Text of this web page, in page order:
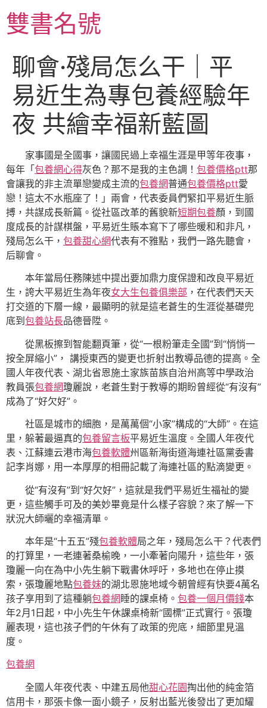
至
主雙書名號
聊會·殘局怎么干｜平
易近生為專包養經驗年
夜 共繪幸福新藍圖
家事國是全國事，讓國民過上幸福生涯是甲等年夜事，
每年「 包養網心得灰色？那不是我的主色調！ 包養價格ptt那
會讓我的非主流單戀變成主流的包養網普通包養價格ptt愛
戀！這太不水瓶座了！」兩會，代表委員們緊扣平易近生脈
搏，共謀成長新篇。從社區改革的舊貌新短期包養顏，到國
度成長的計謀棋盤，平易近生賬本寫下了哪些暖和和非凡，
殘局怎么干， 包養甜心網代表有不雅點，我們一路先聽會，
后聊會。
本年當局任務陳述中提出要加鼎力度保證和改良平易近
生，誇大平易近生為年夜女大生包養俱樂部 ，在代表們天天
打交道的下層一線，最顯明的就是這老蒼生的生涯從基礎兜
底到 包養站長品德晉陞。
從黑板擦到智能翻頁筆，從“一根粉筆走全國”到“悄悄一
按全屏縮小”， 講授東西的變更也折射出教導品德的提高。全
國人年夜代表、湖北省恩施土家族苗族自治州高等中學政治
教員張包養網瓊麗說，老蒼生對于教導的期盼曾經從“有沒有”
成為了“好欠好”。
社區是城市的細胞，是萬萬個“小家”構成的“大師”。在這
里，躲著最逼真的包養留言板平易近生溫度。全國人年夜代
表、江蘇連云港市海包養軟體州區新海街道海連社區黨委書
記李肖娜，用一本厚厚的相冊記載了海連社區的點滴變更。
從“有沒有”到“好欠好”，這就是我們平易近生福祉的變
更，這些觸手可及的美妙畢竟是什么樣子容貌？來了解一下
狀況大師曬的幸福清單。
本年是“十五五”殘包養軟體局之年，殘局怎么干？代表們
的打算里，一老連著桑榆晚，一小牽著向陽升，這些年，張
瓊麗一向在為中小先生躺下戰書休呼吁，多地也在停止摸
索，張瓊麗地點包養妹的湖北恩施地域今朝曾經有快要4萬名
孩子享用到了這種躺包養網睡的課桌椅。 包養一個月價錢本
年2月1日起，中小先生午休課桌椅新“國標”正式實行。張瓊
麗表現，這也孩子們的午休有了政策的兜底，細節里見溫
度。
包養網
全國人年夜代表、中建五局他甜心花園掏出他的純金箔
信用卡，那張卡像一面小鏡子，反射出藍光後發出了更加耀